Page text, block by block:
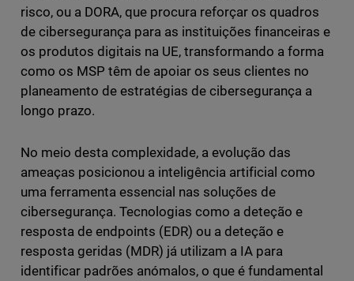
risco, ou a DORA, que procura reforçar os quadros
de cibersegurança para as instituições financeiras e
os produtos digitais na UE, transformando a forma
como os MSP têm de apoiar os seus clientes no
planeamento de estratégias de cibersegurança a
longo prazo.
No meio desta complexidade, a evolução das
ameaças posicionou a inteligência artificial como
uma ferramenta essencial nas soluções de
cibersegurança. Tecnologias como a deteção e
resposta de endpoints (EDR) ou a deteção e
resposta geridas (MDR) já utilizam a IA para
identificar padrões anómalos, o que é fundamental